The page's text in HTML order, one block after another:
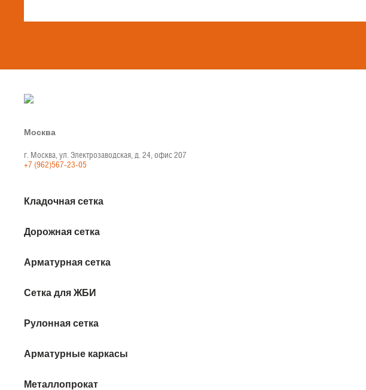
Москва
г. Москва, ул. Электрозаводская, д. 24, офис 207
+7 (962)567-23-05
Кладочная сетка
Дорожная сетка
Арматурная сетка
Сетка для ЖБИ
Рулонная сетка
Арматурные каркасы
Металлопрокат